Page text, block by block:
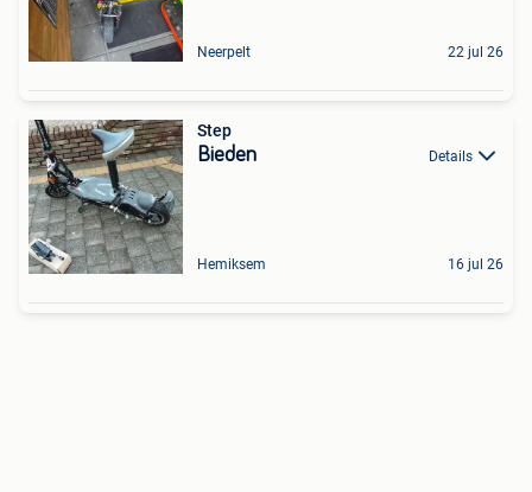
Neerpelt 22 jul 26
Step
Bieden Details
Hemiksem 16 jul 26